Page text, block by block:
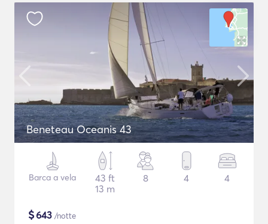
Beneteau Oceanis 43
Barca a vela
43 ft
13 m
8 4 4
$643 /notte